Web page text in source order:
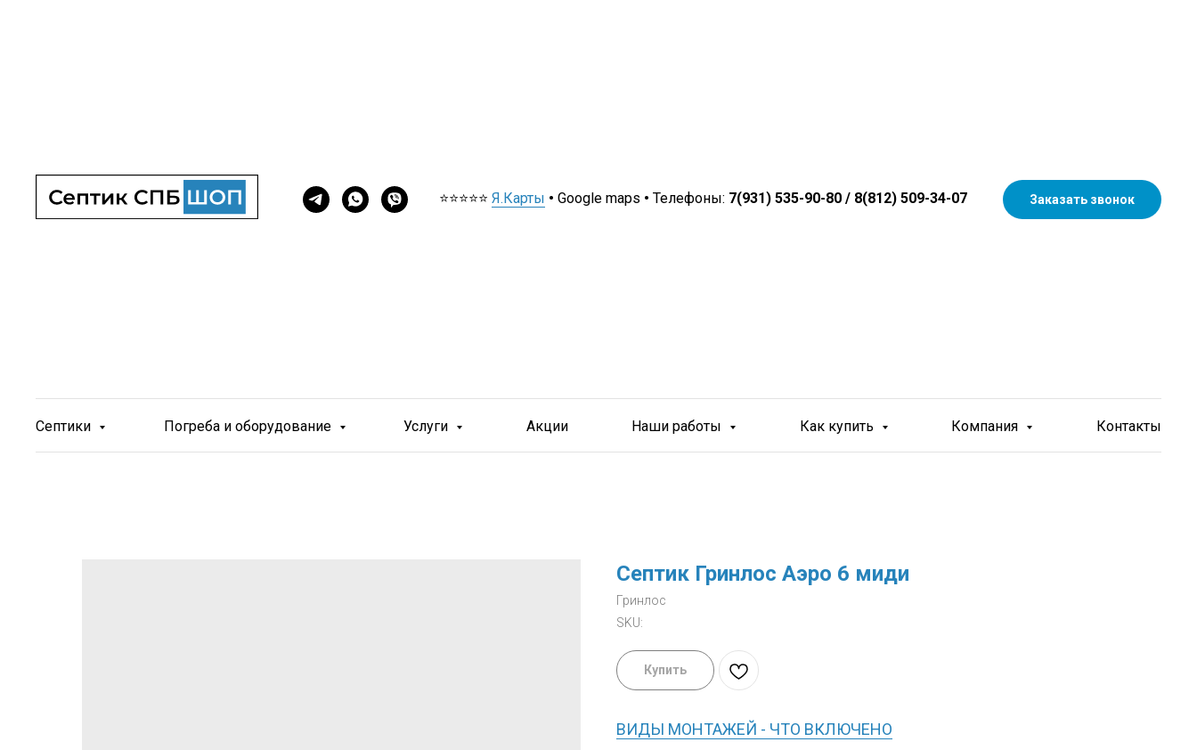
⭐⭐⭐⭐⭐ Я.Карты • Google maps • Телефоны: 7(931) 535-90-80 / 8(812) 509-34-07 Заказать звонок
Септики Погреба и оборудование Услуги Акции Наши работы Как купить Компания Контакты
Септик Гринлос Аэро 6 миди
Гринлос
SKU:
Купить
ВИДЫ МОНТАЖЕЙ - ЧТО ВКЛЮЧЕНО